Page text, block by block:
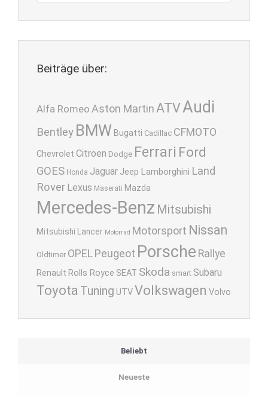
Beiträge über:
Alfa Romeo Aston Martin ATVAudi
Bentley BMW Bugatti Cadillac CFMOTO
Chevrolet Citroen Dodge Ferrari Ford
GOES Honda Jaguar Jeep Lamborghini Land
Rover Lexus Maserati Mazda
Mercedes-Benz Mitsubishi
Mitsubishi Lancer Motorrad Motorsport Nissan
Oldtimer OPELPeugeot Porsche Rallye
Renault Rolls Royce SEAT Skoda smart Subaru
Toyota Tuning UTVVolkswagen Volvo
Beliebt
Neueste